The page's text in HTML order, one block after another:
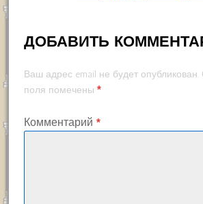
ДОБАВИТЬ
Ваш адрес email не будет опубликован.
поля помечены *
Комментарий *